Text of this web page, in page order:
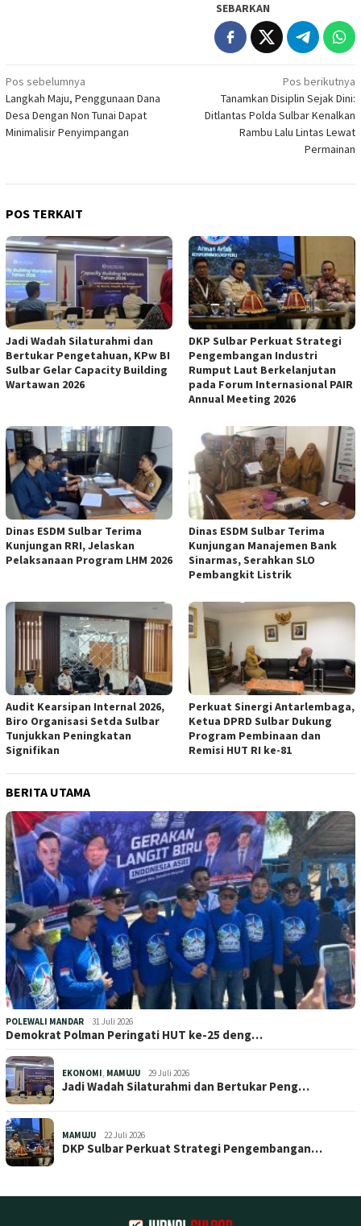
SEBARKAN
Navigasi
pos
Pos sebelumnya
Langkah Maju, Penggunaan Dana
Desa Dengan Non Tunai Dapat
Minimalisir Penyimpangan
Pos berikutnya
Tanamkan Disiplin Sejak Dini:
Ditlantas Polda Sulbar Kenalkan
Rambu Lalu Lintas Lewat
Permainan
POS TERKAIT
Jadi Wadah Silaturahmi dan
Bertukar Pengetahuan, KPw BI
Sulbar Gelar Capacity Building
Wartawan 2026
DKP Sulbar Perkuat Strategi
Pengembangan Industri
Rumput Laut Berkelanjutan
pada Forum Internasional PAIR
Annual Meeting 2026
Dinas ESDM Sulbar Terima
Kunjungan RRI, Jelaskan
Pelaksanaan Program LHM 2026
Dinas ESDM Sulbar Terima
Kunjungan Manajemen Bank
Sinarmas, Serahkan SLO
Pembangkit Listrik
Audit Kearsipan Internal 2026,
Biro Organisasi Setda Sulbar
Tunjukkan Peningkatan
Signifikan
Perkuat Sinergi Antarlembaga,
Ketua DPRD Sulbar Dukung
Program Pembinaan dan
Remisi HUT RI ke-81
BERITA UTAMA
POLEWALI MANDAR 31 Juli 2026
Demokrat Polman Peringati HUT ke-25 deng…
EKONOMI, MAMUJU 29 Juli 2026
Jadi Wadah Silaturahmi dan Bertukar Peng…
MAMUJU 22 Juli 2026
DKP Sulbar Perkuat Strategi Pengembangan…